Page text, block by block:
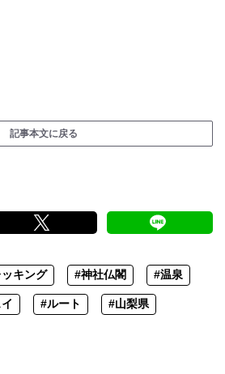
記事本文に戻る
キング #神社仏閣 #温泉
#ルート #山梨県